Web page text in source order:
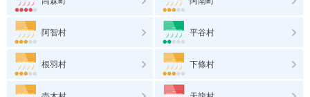
阿智村 平谷村
根羽村 下條村